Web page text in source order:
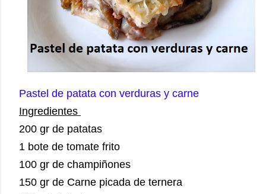
Pastel de patata con verduras y carne
Ingredientes
200 gr de patatas
1 bote de tomate frito
100 gr de champiñones
150 gr de Carne picada de ternera